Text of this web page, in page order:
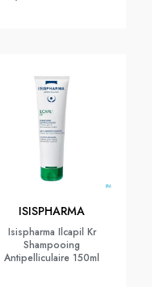
ISISPHARMA
Isispharma Ilcapil Kr
Shampooing
Antipelliculaire 150ml